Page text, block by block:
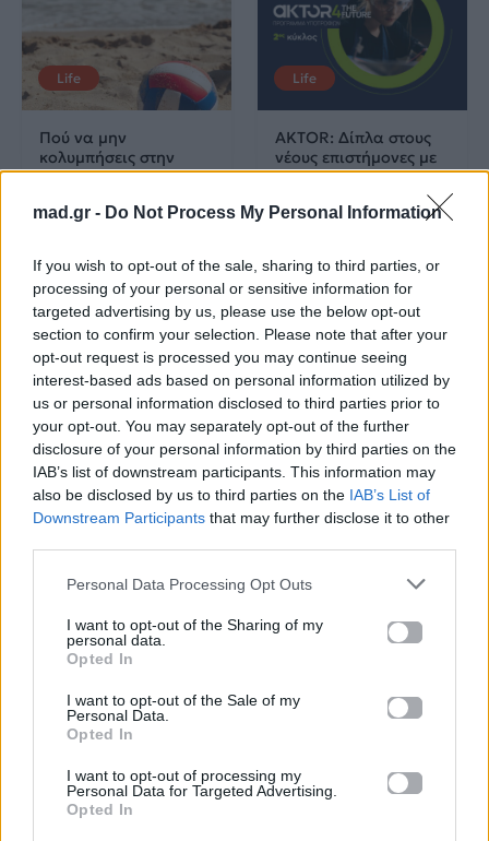
mad.gr - Do Not Process My Personal Information
If you wish to opt-out of the sale, sharing to third parties, or
processing of your personal or sensitive information for
targeted advertising by us, please use the below opt-out
section to confirm your selection. Please note that after your
opt-out request is processed you may continue seeing
interest-based ads based on personal information utilized by
us or personal information disclosed to third parties prior to
your opt-out. You may separately opt-out of the further
disclosure of your personal information by third parties on the
IAB’s list of downstream participants. This information may
also be disclosed by us to third parties on the IAB’s List of
Downstream Participants that may further disclose it to other
Personal Data Processing Opt Outs
I want to opt-out of the Sharing of my
personal data.
Opted In
I want to opt-out of the Sale of my
Personal Data.
Opted In
I want to opt-out of processing my
Personal Data for Targeted Advertising.
Opted In
Life
Πού να μην
κολυμπήσεις στην
Αττική: Οι 29
25.06.2026
Life
AKTOR: Δίπλα στους
νέους επιστήμονες με
το πρόγραμμα
AKTOR4TheFuture
04.06.2026
EUROVISION
ΕΡΤ: Εντυπωσιακή
αύξηση κερδοφορίας
στη φετινή Eurovision
20.05.2026
Go out
Μεταφορικό μέσο ή
«παγίδα» θανάτου;
μετακίνησης
12.05.2026